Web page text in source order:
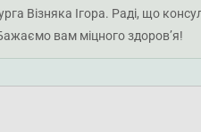
Візняка Ігора. Раді, що
вам міцного здоров’я!